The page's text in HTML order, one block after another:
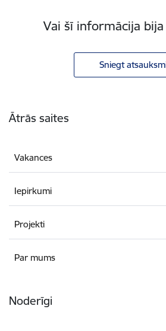
Vai šī informācija
Sniegt
Ātrās saites
Vakances
Iepirkumi
Projekti
Par mums
Noderīgi